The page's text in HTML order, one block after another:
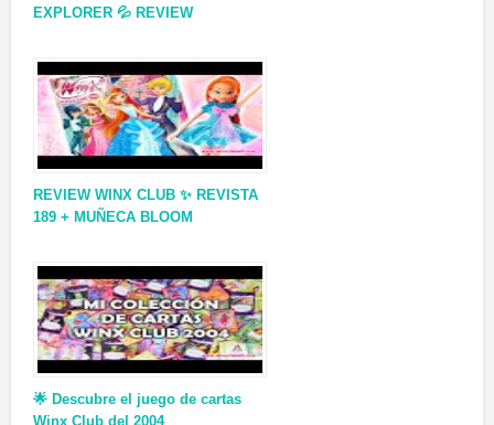
EXPLORER 💦 REVIEW
REVIEW WINX CLUB ✨ REVISTA
189 + MUÑECA BLOOM
🌟 Descubre el juego de cartas
Winx Club del 2004